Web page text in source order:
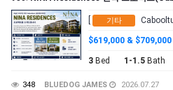
기타
$619,000 & $709,000
3 Bed 1-1.5 Bath
348 BLUEDOG JAMES 2026.07.27